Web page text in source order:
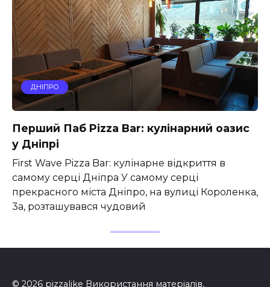
ДНІПРО
Перший Паб Pizza Bar: кулінарний оазис
у Дніпрі
First Wave Pizza Bar: кулінарне відкриття в
самому серці Дніпра У самому серці
прекрасного міста Дніпро, на вулиці Короленка,
3a, розташувався чудовий
© 2026 pizzalike Використання матеріалів,